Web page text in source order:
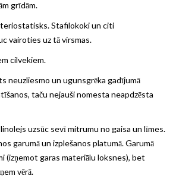
grīdām.
Stafilokoki un citi
vairoties uz tā virsmas.
cilvekiem.
neuzliesmo un ugunsgrēka gadījumā
taču nejauši nomesta neapdzēsta
uzsūc sevī mitrumu no gaisa un līmes.
garumā un izplešanos platumā. Garumā
(izņemot garas materiālu loksnes), bet
vērā.